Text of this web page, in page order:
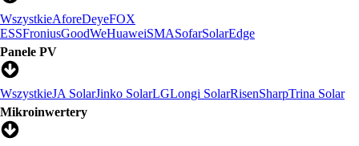
WszystkieAforeDeyeFOX
ESSFroniusGoodWeHuaweiSMASofarSolarEdge
Panele PV
WszystkieJA SolarJinko SolarLGLongi SolarRisenSharpTrina Solar
Mikroinwertery